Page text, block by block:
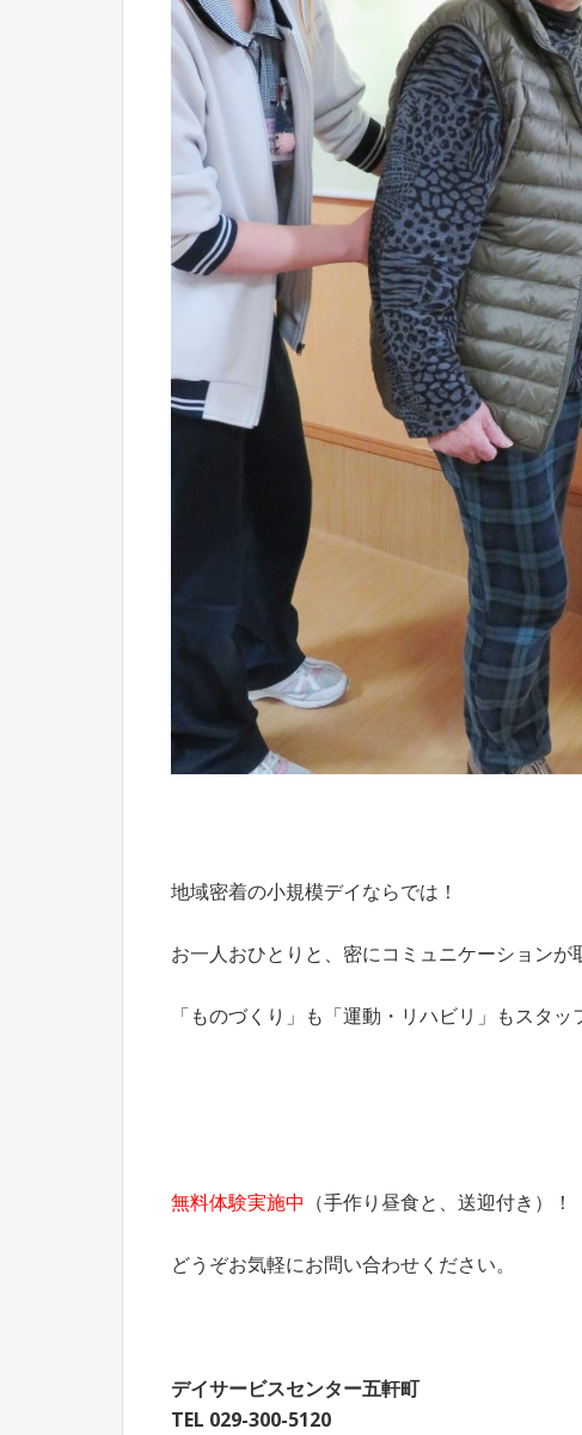
地域密着の小規模デイならでは！
お一人おひとりと、密にコミュニケーションが
「ものづくり」も「運動・リハビリ」もスタ
無料体験実施中 （手作り昼食と、送迎付き）！
どうぞお気軽にお問い合わせください。
デイサービスセンター五軒町
TEL 029-300-5120